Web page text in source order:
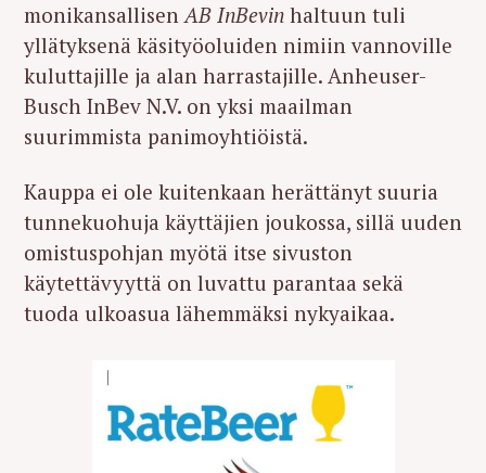
monikansallisenAB InBevin haltuun tuli
yllätyksenä käsityöoluiden nimiin vannoville
kuluttajille ja alan harrastajille. Anheuser-
Busch InBev N.V. on yksi maailman
suurimmista panimoyhtiöistä.
Kauppa ei ole kuitenkaan herättänyt suuria
tunnekuohuja käyttäjien joukossa, sillä uuden
omistuspohjan myötä itse sivuston
käytettävyyttä on luvattu parantaa sekä
tuoda ulkoasua lähemmäksi nykyaikaa.